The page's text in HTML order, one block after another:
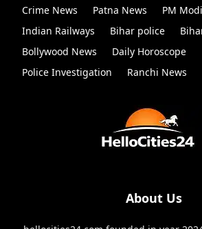
Crime News
Patna News PM Modi
Indian Railways
Bihar police
Bollywood News
Daily Horoscope
Police Investigation
Ranchi News
About Us